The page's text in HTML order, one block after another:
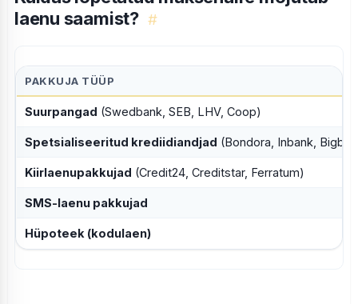
laenu saamist? #
PAKKUJA TÜÜP
Suurpangad (Swedbank, SEB, LHV, Coop)
Spetsialiseeritud krediidiandjad (Bondora, Inbank,
Kiirlaenupakkujad (Credit24, Creditstar, Ferratum)
SMS-laenu pakkujad
Hüpoteek (kodulaen)